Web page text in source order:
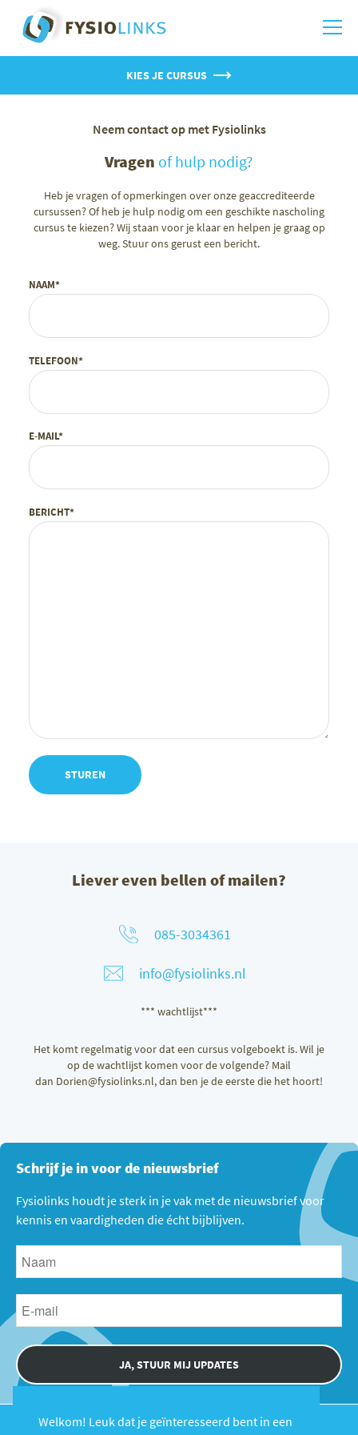
KIES JE CURSUS
Neem contact op met Fysiolinks
Vragen of hulp nodig?
Heb je vragen of opmerkingen over onze geaccrediteerde
cursussen? Of heb je hulp nodig om een geschikte nascholing
cursus te kiezen? Wij staan voor je klaar en helpen je graag op
weg. Stuur ons gerust een bericht.
NAAM*
TELEFOON*
E-MAIL*
BERICHT*
Liever even bellen of mailen?
085-3034361
info@fysiolinks.nl
*** wachtlijst***
Het komt regelmatig voor dat een cursus volgeboekt is. Wil je
op de wachtlijst komen voor de volgende? Mail
dan Dorien@fysiolinks.nl, dan ben je de eerste die het hoort!
Schrijf je in voor de nieuwsbrief
Fysiolinks houdt je sterk in je vak met de nieuwsbrief voor
kennis en vaardigheden die écht bijblijven.
JA, STUUR MIJ UPDATES
Welkom! Leuk dat je geïnteresseerd bent in een